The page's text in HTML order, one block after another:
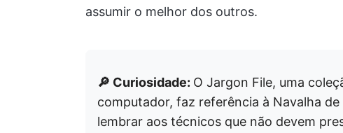
assumir o melhor dos outros.
🔎 Curiosidade: O Jargon File, uma
computador, faz referência à Navalha
lembrar aos técnicos que não devem